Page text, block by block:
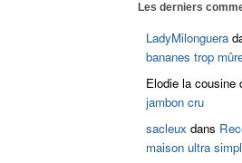
Les derniers
LadyMilonguera
bananes trop
Elodie la cousine
jambon cru
sacleux dans
maison ultra